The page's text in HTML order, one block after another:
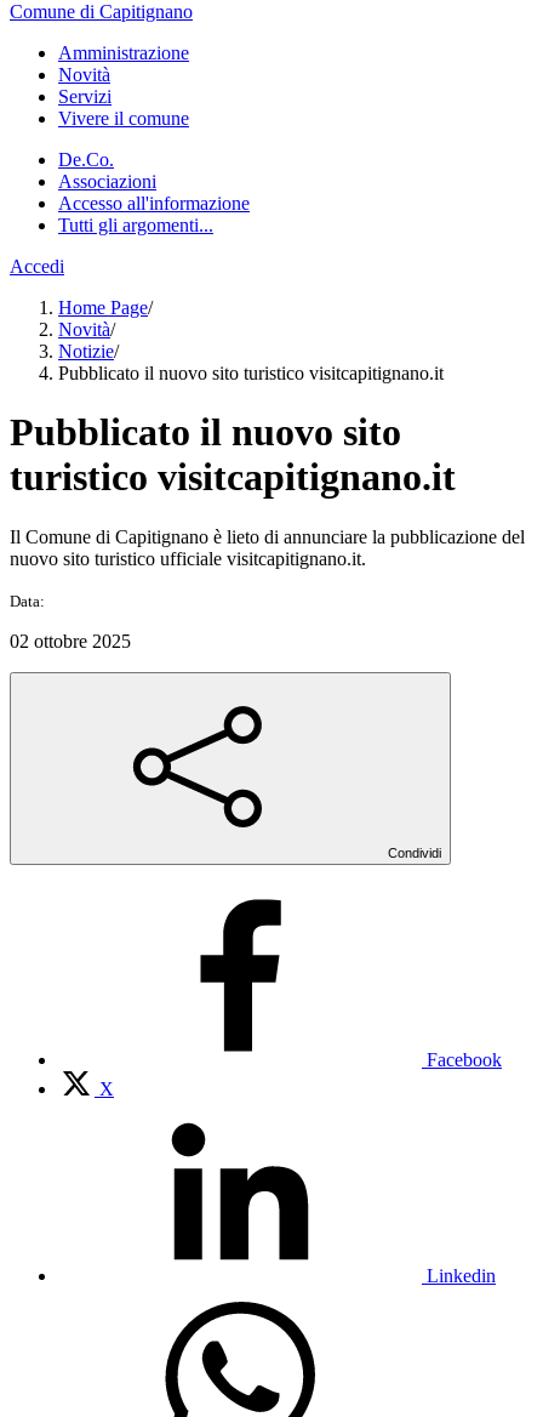
Comune di Capitignano
Amministrazione
Novità
Servizi
Vivere il comune
De.Co.
Associazioni
Accesso all'informazione
Tutti gli argomenti...
Accedi
Home Page/
Novità/
Notizie/
Pubblicato il nuovo sito turistico visitcapitignano.it
Pubblicato il nuovo sito
turistico visitcapitignano.it
Il Comune di Capitignano è lieto di annunciare la pubblicazione del
nuovo sito turistico ufficiale visitcapitignano.it.
Data:
02 ottobre 2025
Condividi
Facebook
X
Linkedin